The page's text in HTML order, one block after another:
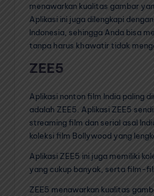
menawarkan kualitas gambar
Aplikasi ini juga dilengkapi
Indonesia, sehingga Anda bisa
tanpa harus khawatir tidak
ZEE5
Aplikasi nonton film India paling
adalah ZEE5. Aplikasi ZEE5
streaming film dan serial asal
koleksi film Bollywood yang
Aplikasi ZEE5 ini juga memiliki
yang cukup banyak, serta film-
ZEE5 menawarkan kualitas